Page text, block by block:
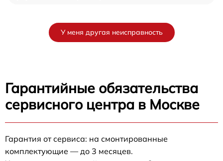
У меня другая неисправность
Гарантийные обязательства
сервисного центра в Москве
Гарантия от сервиса: на смонтированные
комплектующие — до 3 месяцев.